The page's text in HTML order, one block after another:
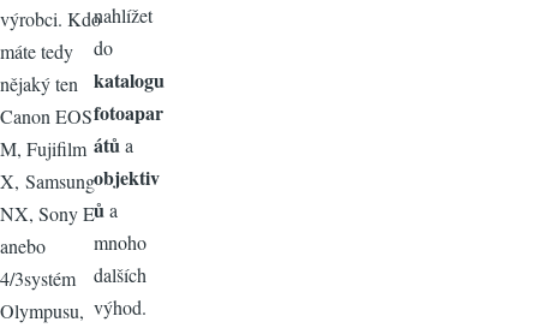
výrobci. Kdo
máte tedy
nějaký ten
Canon EOS
M, Fujifilm
X, Samsung
NX, Sony E
anebo
4/3systém
Olympusu,
nahlížet
do
katalogu
fotoapar
átů a
objektiv
ů a
mnoho
dalších
výhod.